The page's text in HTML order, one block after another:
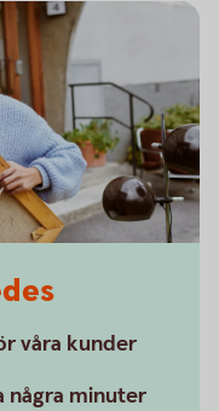
våra kunder
några minuter